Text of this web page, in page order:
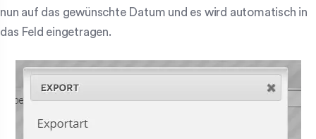
nun auf das gewünschte Datum und es wird automatisch in
das Feld eingetragen.